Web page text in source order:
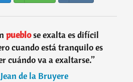
pueblose exalta es difícil
cuando está tranquilo es
cuándo va a exaltarse.”
Jean de la Bruyere